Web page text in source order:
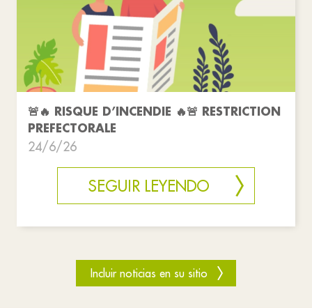
🚨🔥 RISQUE D’INCENDIE 🔥🚨 RESTRICTION
PREFECTORALE
24/6/26
SEGUIR LEYENDO
Incluir noticias en su sitio